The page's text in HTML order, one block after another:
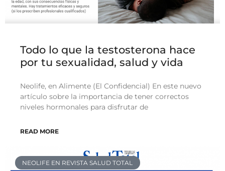
Todo lo que la testosterona hace
por tu sexualidad, salud y vida
Neolife, en Alimente (El Confidencial) En este nuevo
artículo sobre la importancia de tener correctos
niveles hormonales para disfrutar de
READ MORE
NEOLIFE EN REVISTA SALUD TOTAL